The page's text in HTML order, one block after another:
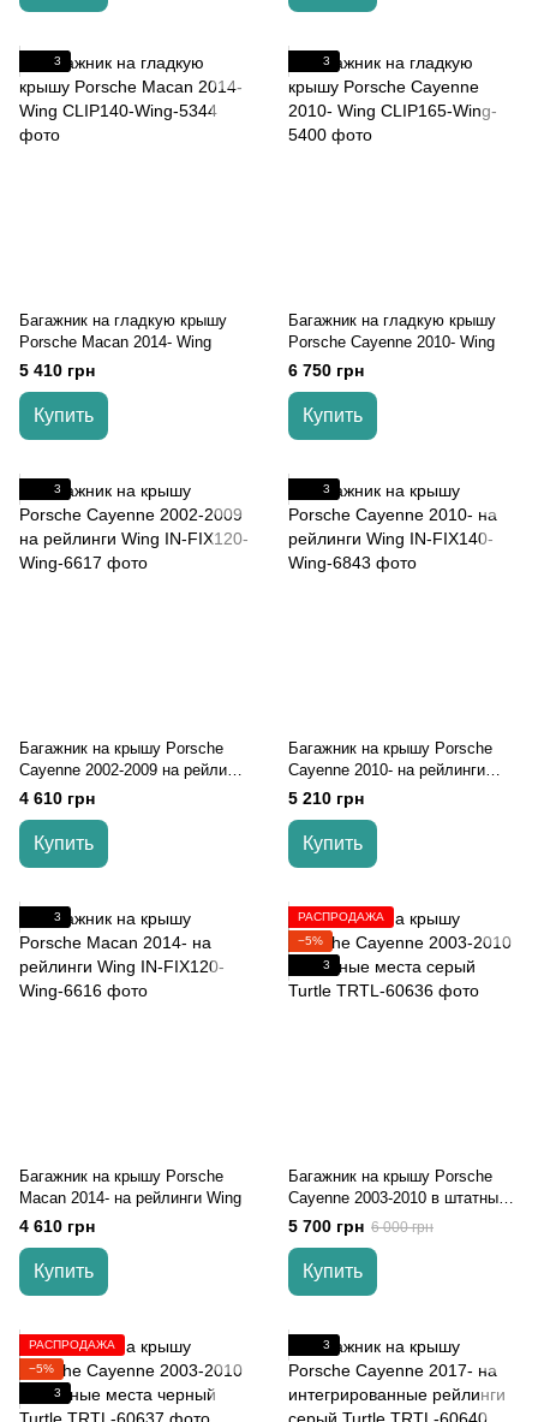
3
Багажник на гладкую крышу
Porsche Macan 2014- Wing
5 410 грн
Купить
3
Багажник на гладкую крышу
Porsche Cayenne 2010- Wing
6 750 грн
Купить
3
Багажник на крышу Porsche
Cayenne 2002-2009 на рейлинги
Wing
4 610 грн
Купить
3
Багажник на крышу Porsche
Cayenne 2010- на рейлинги
Wing
5 210 грн
Купить
3
Багажник на крышу Porsche
Macan 2014- на рейлинги Wing
4 610 грн
Купить
РАСПРОДАЖА
−5%
3
Багажник на крышу Porsche
Cayenne 2003-2010 в штатные
места серый Turtle
5 700 грн 6 000 грн
Купить
РАСПРОДАЖА
−5%
3
3